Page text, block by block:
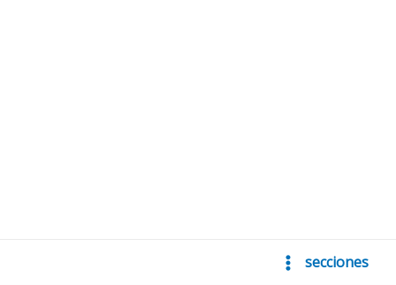
Main
secciones